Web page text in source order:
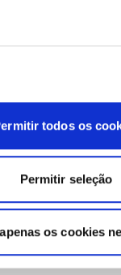
todos os
Permitir seleção
os cookies